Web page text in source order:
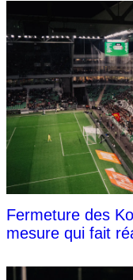
Fermeture des
mesure qui fait